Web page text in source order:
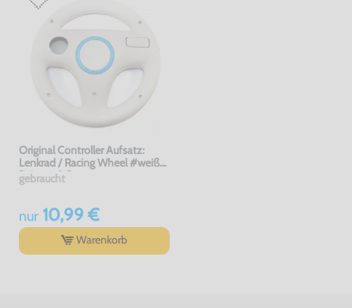
Original Controller Aufsatz:
Lenkrad / Racing Wheel #weiß
[Nintendo]
gebraucht
nur10,99 €
Warenkorb